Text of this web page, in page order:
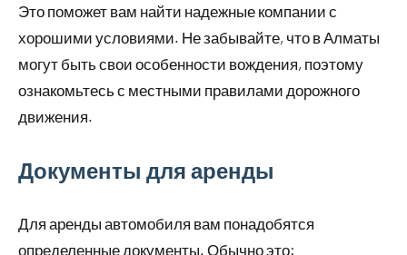
Это поможет вам найти надежные компании с
хорошими условиями. Не забывайте, что в Алматы
могут быть свои особенности вождения, поэтому
ознакомьтесь с местными правилами дорожного
движения.
Документы для аренды
Для аренды автомобиля вам понадобятся
определенные документы. Обычно это: